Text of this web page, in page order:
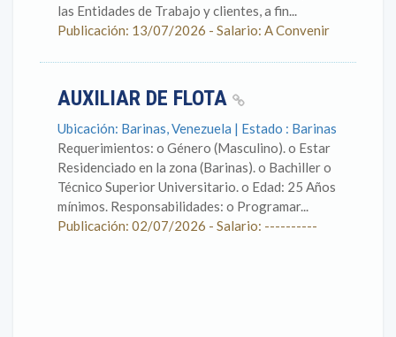
las Entidades de Trabajo y clientes, a fin...
Publicación: 13/07/2026 - Salario: A Convenir
AUXILIAR DE FLOTA
Ubicación: Barinas, Venezuela | Estado : Barinas
Requerimientos: o Género (Masculino). o Estar
Residenciado en la zona (Barinas). o Bachiller o
Técnico Superior Universitario. o Edad: 25 Años
mínimos. Responsabilidades: o Programar...
Publicación: 02/07/2026 - Salario: ----------